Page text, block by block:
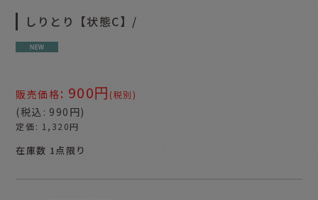
しりとり【状態C】/
販売価格: 900円 (税別)
(税込 : 990 円)
定価: 1,320円
在庫数 1点限り